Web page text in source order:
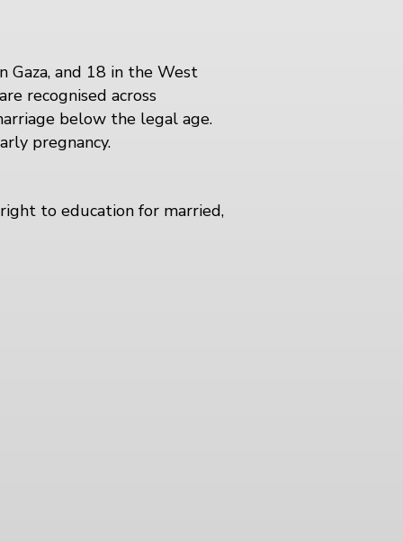
Gaza, and 18 in the West
recognised across
below the legal age.
pregnancy.
to education for married,